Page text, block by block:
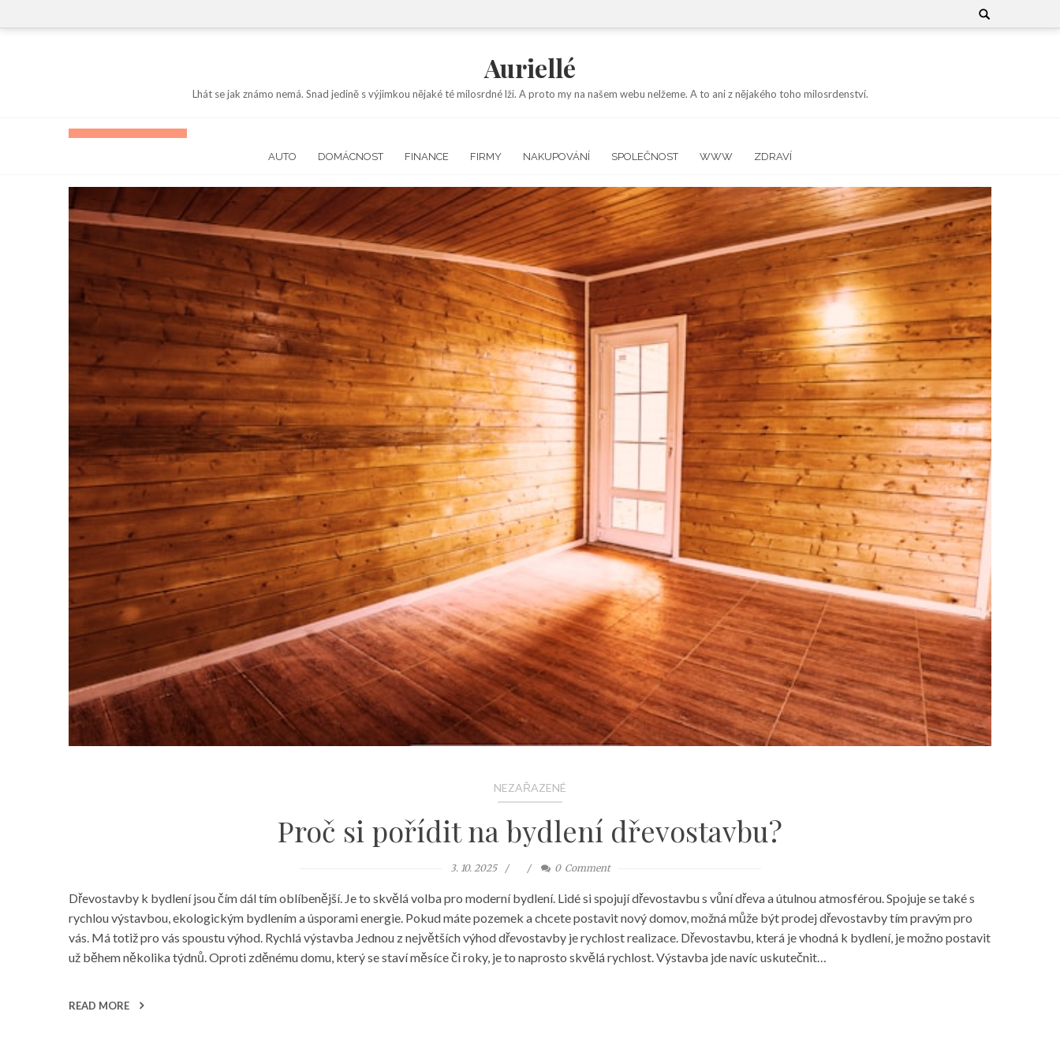
to
Search
for:
Auriellé
Lhát se jak známo nemá. Snad jedině s výjimkou nějaké té milosrdné lži. A proto my na našem webu nelžeme. A to ani z nějakého toho milosrdenství.
AUTO DOMÁCNOST FINANCE FIRMY NAKUPOVÁNÍ SPOLEČNOST WWW ZDRAVÍ
NEZAŘAZENÉ
Proč si pořídit na bydlení dřevostavbu?
3. 10. 2025 0 Comment
Dřevostavby k bydlení jsou čím dál tím oblíbenější. Je to skvělá volba pro moderní bydlení. Lidé si spojují dřevostavbu s vůní dřeva a útulnou atmosférou. Spojuje se také s
rychlou výstavbou, ekologickým bydlením a úsporami energie. Pokud máte pozemek a chcete postavit nový domov, možná může být prodej dřevostavby tím pravým pro
vás. Má totiž pro vás spoustu výhod. Rychlá výstavba Jednou z největších výhod dřevostavby je rychlost realizace. Dřevostavbu, která je vhodná k bydlení, je možno postavit
už během několika týdnů. Oproti zděnému domu, který se staví měsíce či roky, je to naprosto skvělá rychlost. Výstavba jde navíc uskutečnit…
READ MORE